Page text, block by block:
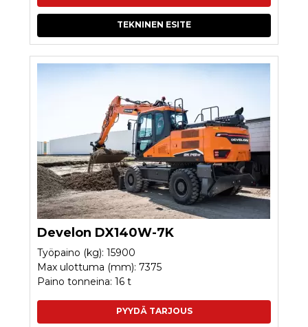
TEKNINEN ESITE
Develon DX140W-7K
Työpaino (kg): 15900
Max ulottuma (mm): 7375
Paino tonneina: 16 t
PYYDÄ TARJOUS